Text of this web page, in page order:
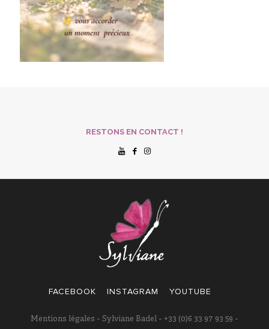
RESTONS EN CONTACT !
FACEBOOK INSTAGRAM YOUTUBE
Mentions légales - Sylviane Badel - +33 (0)6 33 97 93 59 -